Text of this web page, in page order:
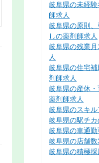
岐阜県の未経
師求人
岐阜県の原則
しの薬剤師求人
岐阜県の残業
人
岐阜県の住宅
剤師求人
岐阜県の産休
薬剤師求人
岐阜県のスキ
岐阜県の駅チカ
岐阜県の車通
岐阜県の店舗
岐阜県の積極